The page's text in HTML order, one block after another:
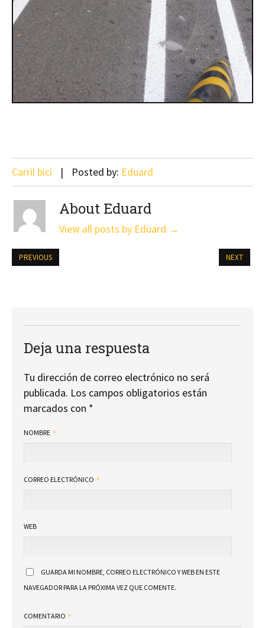
Carril bici Posted by: Eduard
About Eduard
View all posts by Eduard →
PREVIOUS NEXT
Deja una respuesta
Tu dirección de correo electrónico no será
publicada. Los campos obligatorios están
marcados con *
NOMBRE
CORREO ELECTRÓNICO
WEB
GUARDA MI NOMBRE, CORREO ELECTRÓNICO Y WEB EN ESTE
NAVEGADOR PARA LA PRÓXIMA VEZ QUE COMENTE.
COMENTARIO